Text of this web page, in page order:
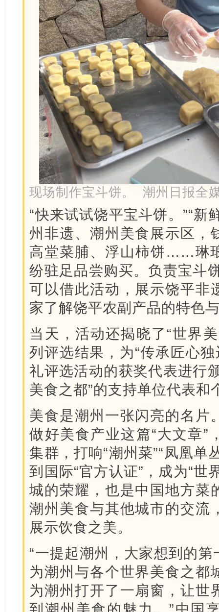
现场制作宝斗饼。 潮州日报全
“快来试试饶平宝斗饼。”“新
州非遗、潮州美食展示区，
高堂菜脯、浮山柿饼……琳
纷驻足品尝购买。负责宝斗
可以借此活动，展示饶平非
家了解饶平农副产品的特色
当天，活动还揭晓了“世界
列评选结果，为“传承匠心
礼评选活动的获奖代表进行
美食之都”的支持单位代表和
美食是潮州一张闪亮的名片
做好美食产业这篇“大文章”
集群，打响“潮州菜”“凤凰单
到国际“官方认证”，成为“世
城的荣耀，也是中国地方菜
潮州美食与其他城市的交流
展示饮食之美。
“一提起潮州，大家想到的
为潮州与各个世界美食之都
为潮州打开了一扇窗，让世